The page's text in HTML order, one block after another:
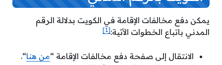
يمكن دفع مخالفات الإقامة في الكويت بدلالة الرقم
المدني باتباع الخطوات الآتية:[1]
الانتقال إلى صفحة دفع مخالفات الإقامة “من هنا“.